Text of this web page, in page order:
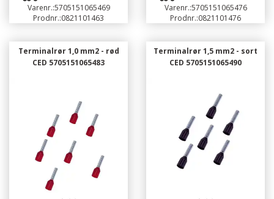
Varenr.:5705151065469
Prodnr.:0821101463
Varenr.:5705151065476
Prodnr.:0821101476
Terminalrør 1,0 mm2 - rød
CED 5705151065483
Terminalrør 1,5 mm2 - sort
CED 5705151065490